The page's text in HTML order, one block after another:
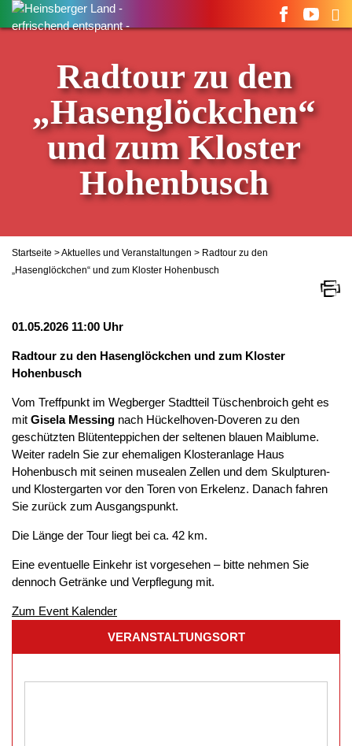
Suchen
nach:
Radtour zu den
„Hasenglöckchen“
und zum Kloster
Hohenbusch
Startseite >Aktuelles und Veranstaltungen > Radtour zu den
„Hasenglöckchen“ und zum Kloster Hohenbusch
01.05.2026 11:00 Uhr
Radtour zu den Hasenglöckchen und zum Kloster
Hohenbusch
Vom Treffpunkt im Wegberger Stadtteil Tüschenbroich geht es
mit Gisela Messing nach Hückelhoven-Doveren zu den
geschützten Blütenteppichen der seltenen blauen Maiblume.
Weiter radeln Sie zur ehemaligen Klosteranlage Haus
Hohenbusch mit seinen musealen Zellen und dem Skulpturen-
und Klostergarten vor den Toren von Erkelenz. Danach fahren
Sie zurück zum Ausgangspunkt.
Die Länge der Tour liegt bei ca. 42 km.
Eine eventuelle Einkehr ist vorgesehen – bitte nehmen Sie
dennoch Getränke und Verpflegung mit.
Zum Event Kalender
VERANSTALTUNGSORT